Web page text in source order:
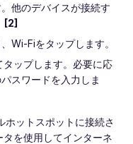
他のデバイスが接続す
[2]
Wi-Fiをタップします。
ップします。必要に応
スワードを入力しま
ットスポットに接続さ
を使用してインターネ